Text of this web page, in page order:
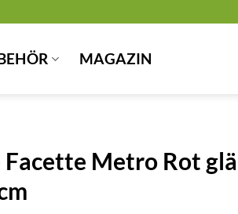
MAGAZIN
Metro Rot